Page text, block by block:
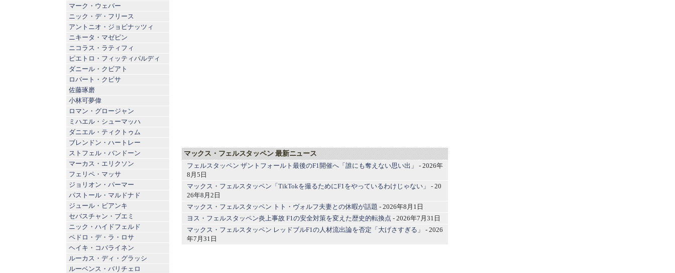
マックス・フェルスタッペン 最新ニュース
フェルスタッペン ザントフォールト最後のF1開催へ「誰にも奪えない思い出」
- 2026年
8月5日
マックス・フェルスタッペン「TikTokを撮るためにF1をやっているわけじゃない」
- 20
26年8月2日
マックス・フェルスタッペン トト・ヴォルフ夫妻との休暇が話題 - 2026年8月1日
ヨス・フェルスタッペン炎上事故 F1の安全対策を変えた歴史的転換点 - 2026年7月31日
マックス・フェルスタッペン レッドブルF1の人材流出論を否定「大げさすぎる」
- 2026
年7月31日
マーク・ウェバー
ニック・デ・フリース
アントニオ・ジョビナッツィ
ニキータ・マゼピン
ニコラス・ラティフィ
ピエトロ・フィッティパルディ
ダニール・クビアト
ロバート・クビサ
佐藤琢磨
小林可夢偉
ロマン・グロージャン
ミハエル・シューマッハ
ダニエル・ティクトゥム
ブレンドン・ハートレー
ストフェル・バンドーン
マーカス・エリクソン
フェリペ・マッサ
ジョリオン・パーマー
パストール・マルドナド
ジュール・ビアンキ
セバスチャン・ブエミ
ニック・ハイドフェルド
ペドロ・デ・ラ・ロサ
ヘイキ・コバライネン
ルーカス・ディ・グラッシ
ルーベンス・バリチェロ